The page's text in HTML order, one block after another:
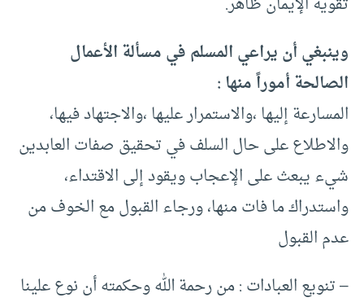
وينبغي أن يراعي المسلم في مسألة الأعمال
الصالحة أموراً منها :
المسارعة إليها ،والاستمرار عليها ،والاجتهاد فيها،
والاطلاع على حال السلف في تحقيق صفات العابدين
شيء يبعث على الإعجاب ويقود إلى الاقتداء،
واستدراك ما فات منها، ورجاء القبول مع الخوف من
عدم القبول
– تنويع العبادات : من رحمة الله وحكمته أن نوع علينا